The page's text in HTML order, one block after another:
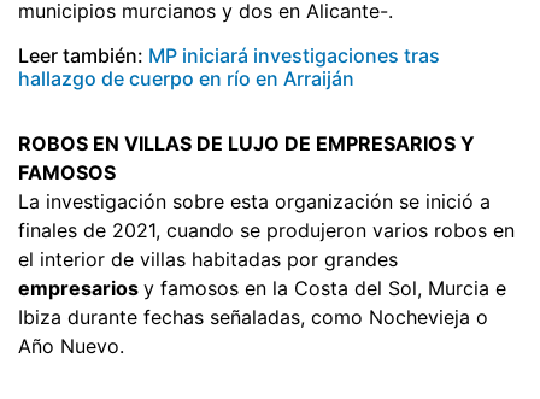
municipios murcianos y dos en Alicante-.
Leer también: MP iniciará investigaciones tras
hallazgo de cuerpo en río en Arraiján
ROBOS EN VILLAS DE LUJO DE EMPRESARIOS Y
FAMOSOS
La investigación sobre esta organización se inició a
finales de 2021, cuando se produjeron varios robos en
el interior de villas habitadas por grandes
empresarios y famosos en la Costa del Sol, Murcia e
Ibiza durante fechas señaladas, como Nochevieja o
Año Nuevo.